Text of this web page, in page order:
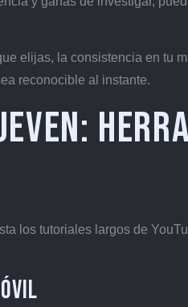
elijas, la consistencia en tu
reconocible al instante.
los tutoriales largos de